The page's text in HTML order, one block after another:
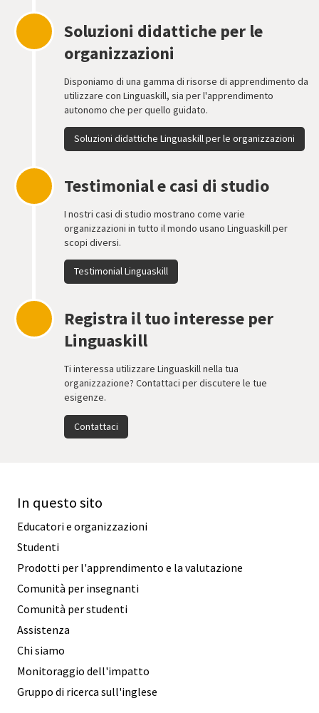
Soluzioni didattiche per le
organizzazioni
Disponiamo di una gamma di risorse di apprendimento da
utilizzare con Linguaskill, sia per l'apprendimento
autonomo che per quello guidato.
Soluzioni didattiche Linguaskill per le organizzazioni
Testimonial e casi di studio
I nostri casi di studio mostrano come varie
organizzazioni in tutto il mondo usano Linguaskill per
scopi diversi.
Testimonial Linguaskill
Registra il tuo interesse per
Linguaskill
Ti interessa utilizzare Linguaskill nella tua
organizzazione? Contattaci per discutere le tue
esigenze.
Contattaci
In questo sito
Educatori e organizzazioni
Studenti
Prodotti per l'apprendimento e la valutazione
Comunità per insegnanti
Comunità per studenti
Assistenza
Chi siamo
Monitoraggio dell'impatto
Gruppo di ricerca sull'inglese